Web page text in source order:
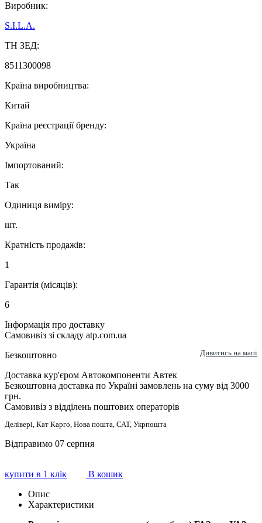
Виробник:
S.I.L.A.
ТН ЗЕД:
8511300098
Країна виробництва:
Китай
Країна реєстрації бренду:
Україна
Імпортований:
Так
Одиниця виміру:
шт.
Кратність продажів:
1
Гарантія (місяців):
6
Інформація про доставку
Самовивіз зі складу atp.com.ua
Безкоштовно
Дивитись на мапі
Доставка кур'єром Автокомпоненти Автек
Безкоштовна доставка по Україні замовлень на суму від 3000
грн.
Самовивіз з відділень поштових операторів
Делівері, Кат Карго, Нова пошта, САТ, Укрпошта
Відправимо 07 серпня
купити в 1 клік
В кошик
Опис
Характеристики